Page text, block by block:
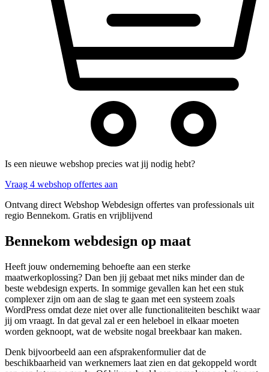
Is een nieuwe webshop precies wat jij nodig hebt?
Vraag 4 webshop offertes aan
Ontvang direct Webshop Webdesign offertes van professionals uit
regio Bennekom. Gratis en vrijblijvend
Bennekom webdesign op maat
Heeft jouw onderneming behoefte aan een sterke
maatwerkoplossing? Dan ben jij gebaat met niks minder dan de
beste webdesign experts. In sommige gevallen kan het een stuk
complexer zijn om aan de slag te gaan met een systeem zoals
WordPress omdat deze niet over alle functionaliteiten beschikt waar
jij om vraagt. In dat geval zal er een heleboel in elkaar moeten
worden geknoopt, wat de website nogal breekbaar kan maken.
Denk bijvoorbeeld aan een afsprakenformulier dat de
beschikbaarheid van werknemers laat zien en dat gekoppeld wordt